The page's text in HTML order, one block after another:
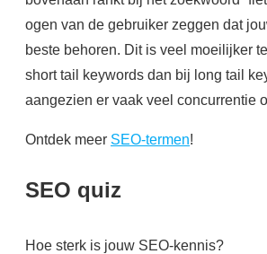
ogen van de gebruiker zeggen dat
beste behoren. Dit is veel moeilijker
short tail keywords dan bij long tail
aangezien er vaak veel concurrentie
Ontdek meer SEO-termen!
SEO quiz
Hoe sterk is jouw SEO-kennis?